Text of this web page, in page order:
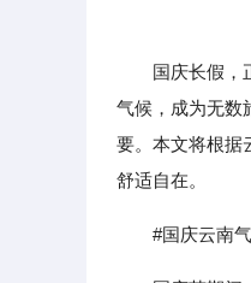
国庆长假，正
气候，成为无数
要。本文将根据
舒适自在。
#国庆云南